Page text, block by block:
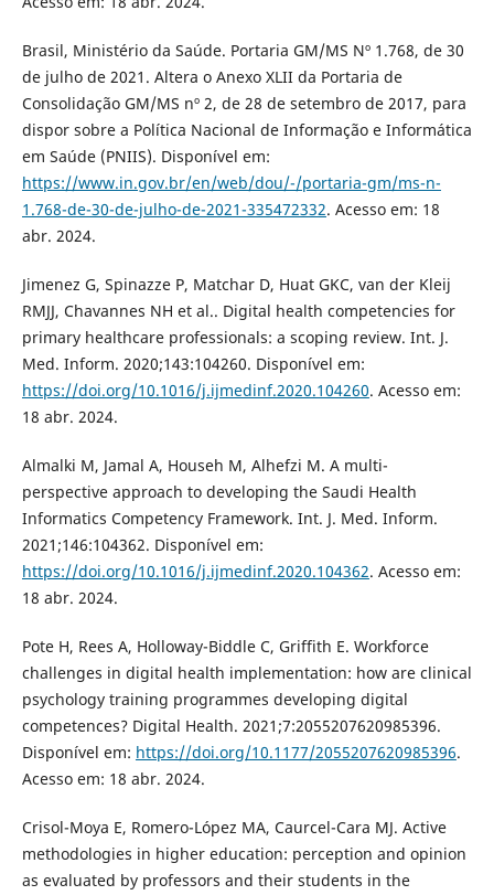
Brasil, Ministério da Saúde. Portaria GM/MS Nº 1.768, de 30
de julho de 2021. Altera o Anexo XLII da Portaria de
Consolidação GM/MS nº 2, de 28 de setembro de 2017, para
dispor sobre a Política Nacional de Informação e Informática
em Saúde (PNIIS). Disponível em:
https://www.in.gov.br/en/web/dou/-/portaria-gm/ms-n-
1.768-de-30-de-julho-de-2021-335472332. Acesso em: 18
abr. 2024.
Jimenez G, Spinazze P, Matchar D, Huat GKC, van der Kleij
RMJJ, Chavannes NH et al.. Digital health competencies for
primary healthcare professionals: a scoping review. Int. J.
Med. Inform. 2020;143:104260. Disponível em:
https://doi.org/10.1016/j.ijmedinf.2020.104260. Acesso em:
18 abr. 2024.
Almalki M, Jamal A, Househ M, Alhefzi M. A multi-
perspective approach to developing the Saudi Health
Informatics Competency Framework. Int. J. Med. Inform.
2021;146:104362. Disponível em:
https://doi.org/10.1016/j.ijmedinf.2020.104362. Acesso em:
18 abr. 2024.
Pote H, Rees A, Holloway-Biddle C, Griffith E. Workforce
challenges in digital health implementation: how are clinical
psychology training programmes developing digital
competences? Digital Health. 2021;7:2055207620985396.
Disponível em: https://doi.org/10.1177/2055207620985396.
Acesso em: 18 abr. 2024.
Crisol-Moya E, Romero-López MA, Caurcel-Cara MJ. Active
methodologies in higher education: perception and opinion
as evaluated by professors and their students in the